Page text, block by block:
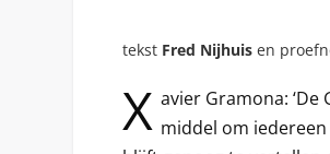
tekst Fred Nijhuisen
X avier Gramona:
middel om